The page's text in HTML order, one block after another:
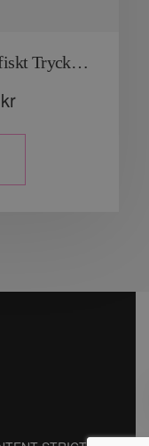
Emelie Ågren Designs – Grafiskt Tryck “Natten”
kr